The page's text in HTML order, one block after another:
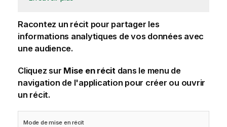
Racontez un récit pour partager les
informations analytiques de vos données avec
une audience.
Cliquez sur Mise en récitdans le menu de
navigation de l'application pour créer ou ouvrir
un récit.
Mode de mise en récit